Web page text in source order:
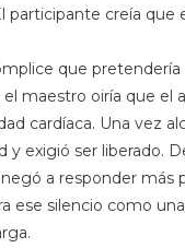
participante creía que
que
maestro oiría que el
cardíaca. Una vez
y exigió ser liberado.
a responder más
ese silencio como